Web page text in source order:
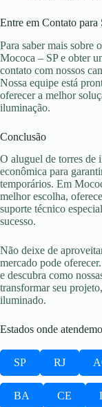
Entre em Contato para
Para saber mais sobre
Mococa – SP e obter
contato com nossos
Nossa equipe está
oferecer a melhor
iluminação.
Conclusão
O aluguel de torres de
econômica para
temporários. Em
melhor escolha,
suporte técnico
sucesso.
Não deixe de
mercado pode
e descubra como
transformar seu
iluminado.
Estados onde
SP RJ
BA CE